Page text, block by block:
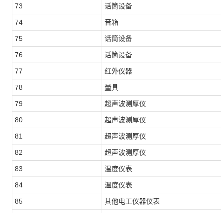
73 话筒设备
74 音箱
75 话筒设备
76 话筒设备
77 红外仪器
78 量具
79 超声波测厚仪
80 超声波测厚仪
81 超声波测厚仪
82 超声波测厚仪
83 温度仪表
84 温度仪表
85 其他电工仪器仪表